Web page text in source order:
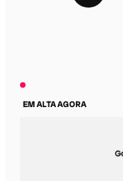
EM ALTA AGORA